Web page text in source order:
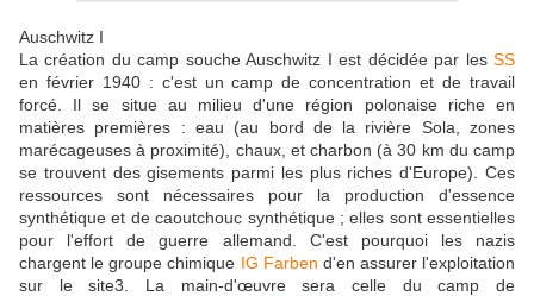
Auschwitz I
La création du camp souche Auschwitz I est décidée par les SS
en février 1940 : c'est un camp de concentration et de travail
forcé. Il se situe au milieu d'une région polonaise riche en
matières premières : eau (au bord de la rivière Sola, zones
marécageuses à proximité), chaux, et charbon (à 30 km du camp
se trouvent des gisements parmi les plus riches d'Europe). Ces
ressources sont nécessaires pour la production d'essence
synthétique et de caoutchouc synthétique ; elles sont essentielles
pour l'effort de guerre allemand. C'est pourquoi les nazis
chargent le groupe chimique IG Farben d'en assurer l'exploitation
sur le site3. La main-d'œuvre sera celle du camp de